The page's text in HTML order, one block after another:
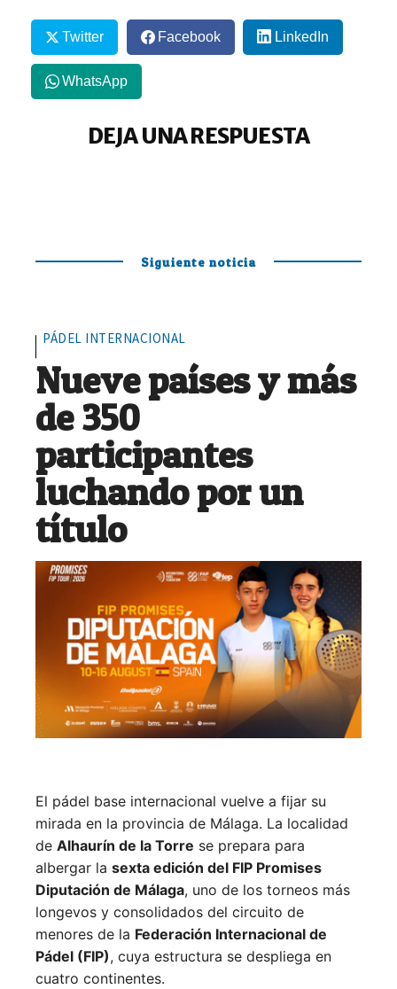
Twitter Facebook LinkedIn
WhatsApp
DEJA UNA RESPUESTA
Siguiente noticia
PÁDEL INTERNACIONAL
Nueve países y más
de 350
participantes
luchando por un
título
El pádel base internacional vuelve a fijar su
mirada en la provincia de Málaga. La localidad
de Alhaurín de la Torre se prepara para
albergar la sexta edición del FIP Promises
Diputación de Málaga, uno de los torneos más
longevos y consolidados del circuito de
menores de la Federación Internacional de
Pádel (FIP), cuya estructura se despliega en
cuatro continentes.